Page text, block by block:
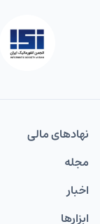
EURUSD
USDJPY
نهاد‌های مالی
مجله
اخبار
ابزارها